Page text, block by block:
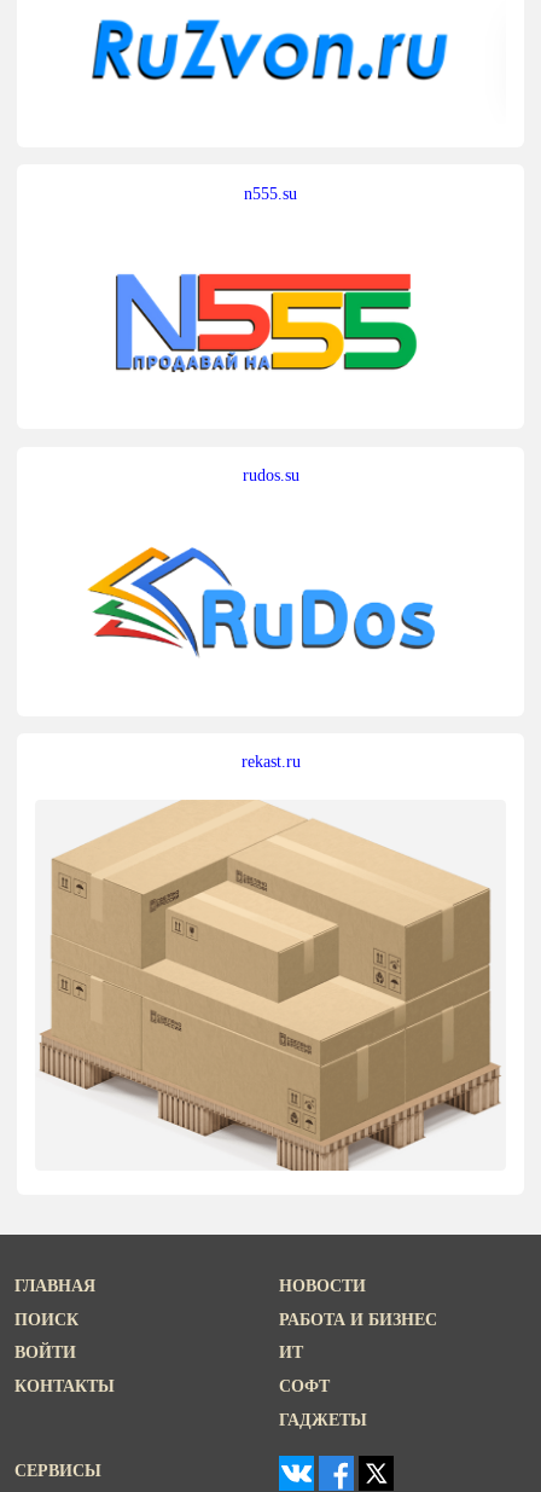
n555.su
rudos.su
rekast.ru
ГЛАВНАЯ
ПОИСК
ВОЙТИ
КОНТАКТЫ
НОВОСТИ
РАБОТА И БИЗНЕС
ИТ
СОФТ
ГАДЖЕТЫ
СЕРВИСЫ